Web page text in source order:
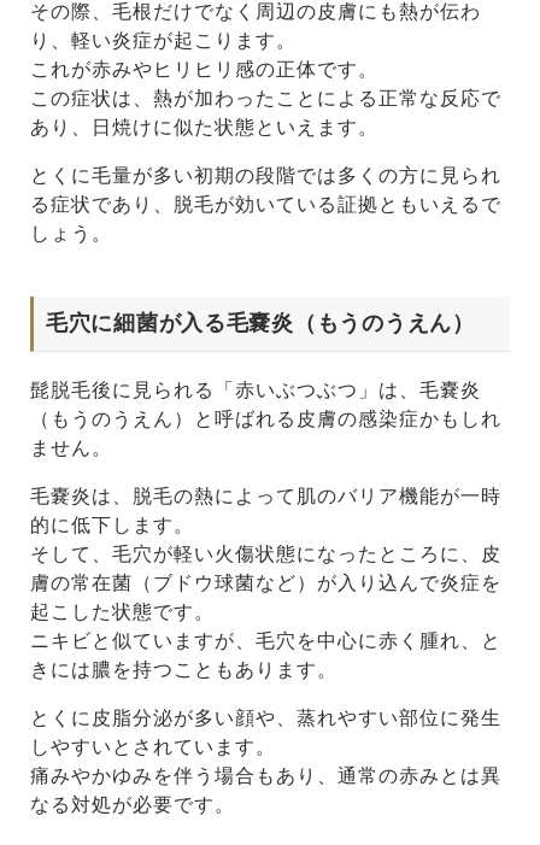
その際、毛根だけでなく周辺の皮膚にも熱が伝わ
り、軽い炎症が起こります。
これが赤みやヒリヒリ感の正体です。
この症状は、熱が加わったことによる正常な反応で
あり、日焼けに似た状態といえます。
とくに毛量が多い初期の段階では多くの方に見られ
る症状であり、脱毛が効いている証拠ともいえるで
しょう。
毛穴に細菌が入る毛嚢炎（もうのうえん）
髭脱毛後に見られる「赤いぶつぶつ」は、毛嚢炎
（もうのうえん）と呼ばれる皮膚の感染症かもしれ
ません。
毛嚢炎は、脱毛の熱によって肌のバリア機能が一時
的に低下します。
そして、毛穴が軽い火傷状態になったところに、皮
膚の常在菌（ブドウ球菌など）が入り込んで炎症を
起こした状態です。
ニキビと似ていますが、毛穴を中心に赤く腫れ、と
きには膿を持つこともあります。
とくに皮脂分泌が多い顔や、蒸れやすい部位に発生
しやすいとされています。
痛みやかゆみを伴う場合もあり、通常の赤みとは異
なる対処が必要です。